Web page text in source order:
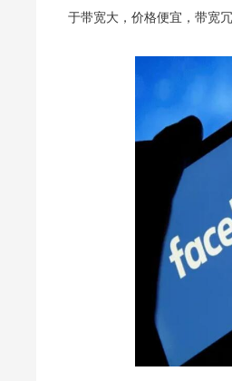
于带宽大，价格便宜，带宽